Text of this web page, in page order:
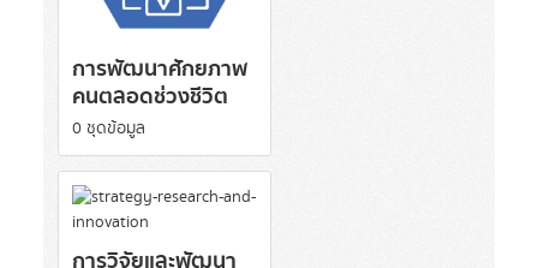
การพัฒนาศักยภาพ
คนตลอดช่วงชีวิต
0 ชุดข้อมูล